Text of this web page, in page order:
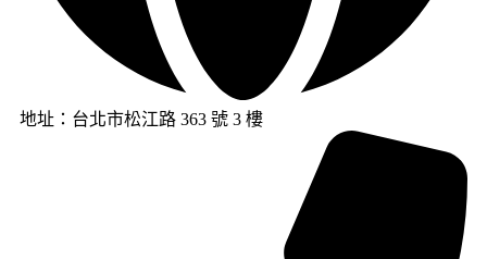
地址：台北市松江路 363 號 3 樓